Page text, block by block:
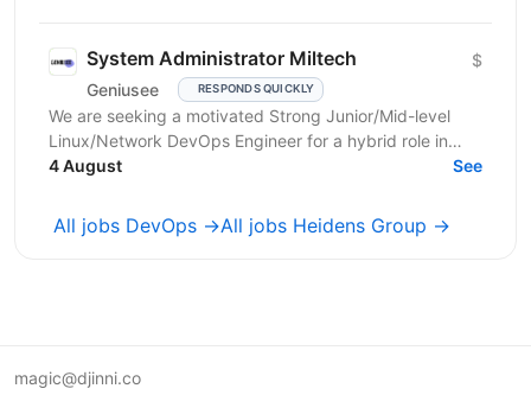
System Administrator Miltech
Geniusee RESPONDS QUICKLY
$
We are seeking a motivated Strong Junior/Mid-level
Linux/Network DevOps Engineer for a hybrid role in
Kyiv. The project is in the MilTech domain (closed...
4 August See
All jobs DevOps →All jobs Heidens Group →
magic@djinni.co